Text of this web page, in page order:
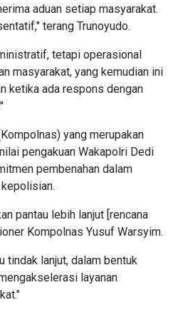
aduan setiap masyarakat.
terang Trunoyudo.
tetapi operasional
masyarakat, yang kemudian ini
ketika ada respons dengan
yang merupakan
pengakuan Wakapolri Dedi
pembenahan dalam
pantau lebih lanjut [rencana
Kompolnas Yusuf Warsyim.
tindak lanjut, dalam bentuk
layanan